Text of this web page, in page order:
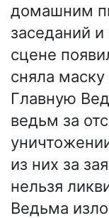
домашним
заседаний
сцене
сняла
Главную
ведьм за
из них за
нельзя
Ведьма